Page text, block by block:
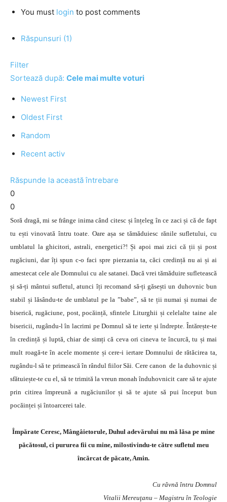
You must login to post comments
Răspunsuri (1)
Filter
Sortează după: Cele mai multe voturi
Newest First
Oldest First
Random
Recent activ
Răspunde la această întrebare
0
0
Soră dragă, mi se frânge inima când citesc și înțeleg în ce zaci și că de fapt
tu ești vinovată întru toate. Oare așa se tămăduiesc rănile sufletului, cu
umblatul la ghicitori, astrali, energetici?! Și apoi mai zici că ții și post
rugăciuni, dar îți spun c-o faci spre pierzania ta, căci credință nu ai și ai
amestecat cele ale Domnului cu ale satanei. Dacă vrei tămăduire sufletească
și să-ți mântui sufletul, atunci îți recomand să-ți găsești un duhovnic bun
stabil și lăsându-te de umblatul pe la ”babe”, să te ții numai și numai de
biserică, rugăciune, post, pocăință, sfintele Liturghii și celelalte taine ale
bisericii, rugându-l în lacrimi pe Domnul să te ierte și îndrepte. Întărește-te
în credință și luptă, chiar de simți că ceva ori cineva te încurcă, tu și mai
mult roagă-te în acele momente și cere-i iertare Domnului de rătăcirea ta,
rugându-l să te primească în rândul fiilor Săi. Cere canon de la duhovnic și
sfătuiește-te cu el, să te trimită la vreun monah înduhovnicit care să te ajute
prin citirea împreună a rugăciunilor și să te ajute să pui început bun
pocăinței și întoarcerei tale.
Împărate Ceresc, Mângâietorule, Duhul adevărului nu mă lăsa pe mine
păcătosul, ci pururea fii cu mine, milostivindu-te către sufletul meu
încărcat de păcate, Amin.
Cu râvnă întru Domnul
Vitalii Mereuţanu – Magistru în Teologie